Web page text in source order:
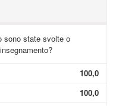
sono state svolte o
100,0
100,0